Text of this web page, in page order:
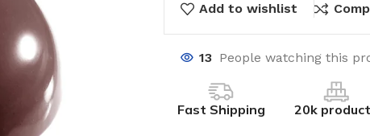
Add to wishlist
13 People watching this
Fast Shipping 20k